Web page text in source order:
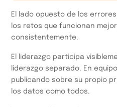
El lado opuesto de los
los retos que funcionan
consistentemente.
El liderazgo participa
liderazgo separado. En
publicando sobre su propio
los datos como todos.